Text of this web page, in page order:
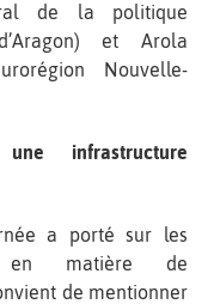
de la politique
et Arola
Nouvelle-
infrastructure
a porté sur les
en matière de
de mentionner